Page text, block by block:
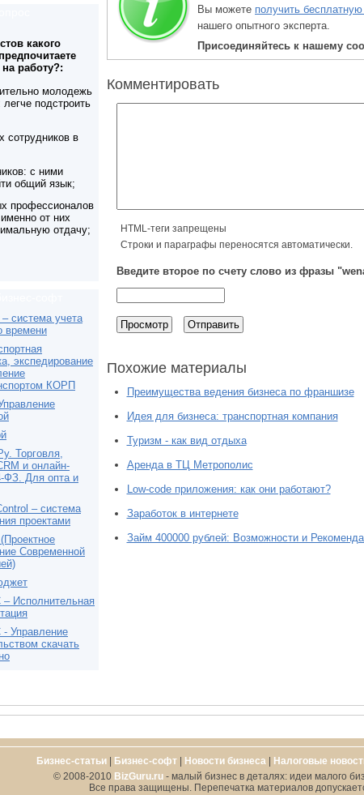
какого
работу?:
молодежь
подстроить
сотрудников в
с ними
общий язык;
профессионалов
от них
отдачу;
система учета
времени
экспедирование
КОРП
Торговля,
и онлайн-
ФЗ. Для опта и
– система
проектами
Современной
Исполнительная
Управление
скачать
Вы можете получить
нашего опытного эксперта.
Присоединяйтесь к нашему
Комментировать
HTML-теги запрещены
Строки и параграфы переносятся автоматически.
Введите второе по счету слово из фразы
Похожие материалы
Преимущества ведения бизнеса по франшизе
Идея для бизнеса: транспортная компания
Туризм - как вид отдыха
Аренда в ТЦ Метрополис
Low-code приложения: как они работают?
Заработок в интернете
Займ 400000 рублей: Возможности и
Бизнес-статьи| Бизнес-софт| Новости бизнеса | Налоговые
© 2008-2010 BizGuru.ru- малый бизнес в деталях: идеи малого
Все права защищены. Перепечатка материалов